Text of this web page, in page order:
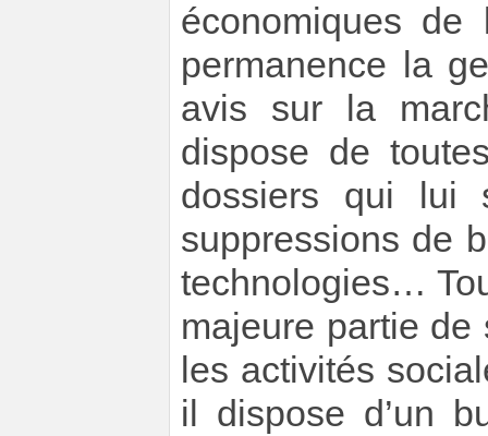
économiques de
permanence la
avis sur la
dispose de
dossiers qui lui
suppressions de
technologies…
majeure partie
les activités
il dispose d’un